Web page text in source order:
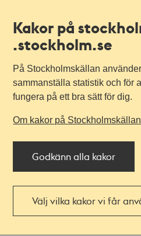
Kakor på
.stockholm.se
På Stockholmskällan
sammanställa statistik och för
fungera på ett bra sätt för dig.
Om kakor på Stockholmskällan
Godkänn alla kakor
Välj vilka kakor vi får